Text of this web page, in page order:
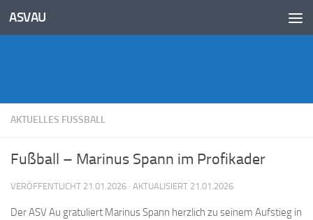
springen
Unter dem Inhalt
ASVAU
AKTUELLES FUSSBALL
Fußball – Marinus Spann im Profikader
VERÖFFENTLICHT 21.01.2026 · AKTUALISIERT 21.01.2026
Der ASV Au gratuliert Marinus Spann herzlich zu seinem Aufstieg in